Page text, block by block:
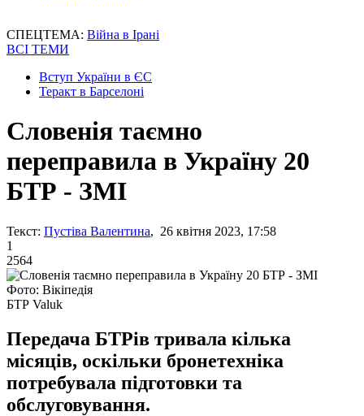
СПЕЦТЕМА: Війна в Ірані
ВСІ ТЕМИ
Вступ України в ЄС
Теракт в Барселоні
Словенія таємно
переправила в Україну 20
БТР - ЗМІ
Текст: Пустіва Валентина, 26 квітня 2023, 17:58
1
2564
Фото: Вікіпедія
БТР Valuk
Передача БТРів тривала кілька
місяців, оскільки бронетехніка
потребувала підготовки та
обслуговування.